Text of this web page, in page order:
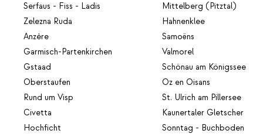
Serfaus - Fiss - Ladis
Zelezna Ruda
Anzère
Garmisch-Partenkirchen
Gstaad
Oberstaufen
Rund um Visp
Civetta
Hochficht
Mittelberg (Pitztal)
Hahnenklee
Samoëns
Valmorel
Schönau am Königssee
Oz en Oisans
St. Ulrich am Pillersee
Kaunertaler Gletscher
Sonntag - Buchboden